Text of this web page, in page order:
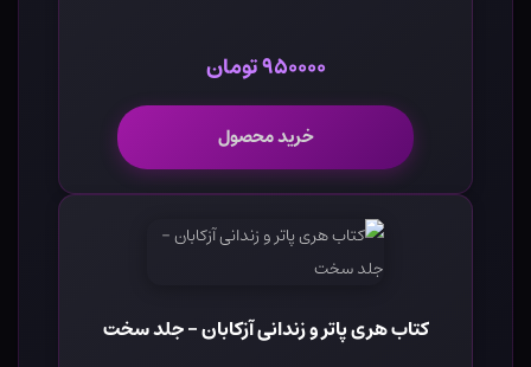
۹۵۰۰۰۰ تومان
خرید محصول
کتاب هری پاتر و زندانی آزکابان - جلد سخت